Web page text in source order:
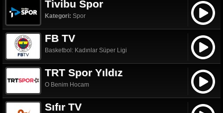
Tivibu Spor
Kategori: Spor
FB TV
Basketbol: Kadınlar Süper Ligi
TRT Spor Yıldız
O Benim Hocam
Sıfır TV